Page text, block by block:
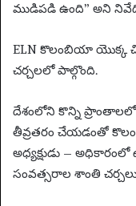
ముడిపడి ఉంది” అని
ELN కొలంబియా యొక్క
చర్చలలో పాల్గొంది.
దేశంలోని కొన్ని
తీవ్రతరం చేయడంతో
అధ్యక్షుడు – అధికారంలో
సంవత్సరాల శాంతి